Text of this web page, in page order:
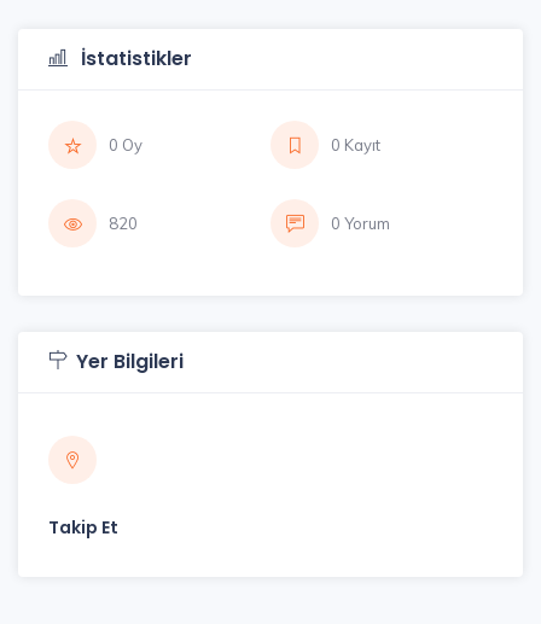
İstatistikler
0 Oy 0 Kayıt
820 0 Yorum
Yer Bilgileri
Takip Et